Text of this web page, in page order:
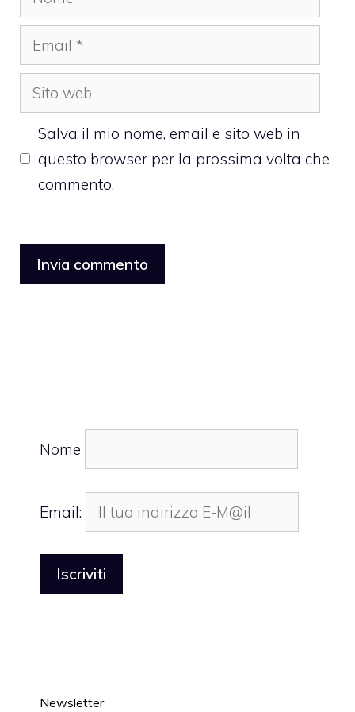
Email
Sito
web
Salva il mio nome, email e sito web in
questo browser per la prossima volta che
commento.
Nome
Email:
Newsletter